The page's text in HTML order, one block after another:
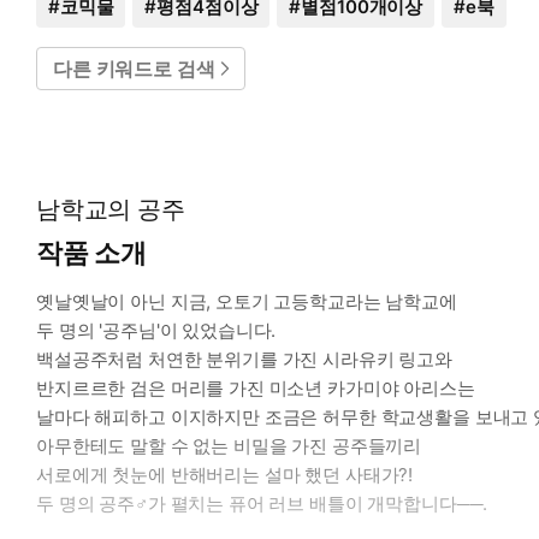
#코믹물 #평점4점이상 #별점100개이상 #e북
다른 키워드로 검색
남학교의 공주
작품 소개
옛날옛날이 아닌 지금, 오토기 고등학교라는 남학교에
두 명의 '공주님'이 있었습니다.
백설공주처럼 처연한 분위기를 가진 시라유키 링고와
반지르르한 검은 머리를 가진 미소년 카가미야 아리스는
날마다 해피하고 이지하지만 조금은 허무한 학교생활을 보내고
아무한테도 말할 수 없는 비밀을 가진 공주들끼리
서로에게 첫눈에 반해버리는 설마 했던 사태가?!
두 명의 공주♂가 펼치는 퓨어 러브 배틀이 개막합니다──.